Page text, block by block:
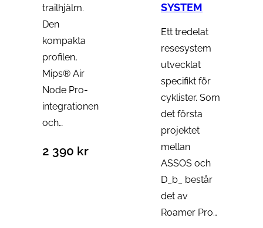
trailhjälm.
Den
kompakta
profilen,
Mips® Air
Node Pro-
integrationen
och…
2 390 kr
SYSTEM
Ett tredelat
resesystem
utvecklat
specifikt för
cyklister. Som
det första
projektet
mellan
ASSOS och
D_b_ består
det av
Roamer Pro…